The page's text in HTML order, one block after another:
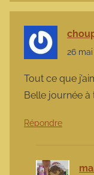
26
Tout ce que
Belle journée
Répondre